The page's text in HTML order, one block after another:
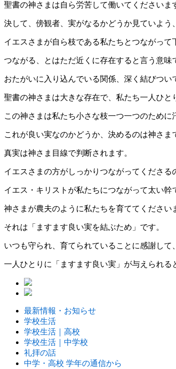
聖書の神さまは自ら労苦して働いてくださいま
決して、傍観者、実がなるかどうか見ていよう
イエスさまが自ら枝である私たちとつながって
つながる、とはただ近くに存在すると言う意味
おたがいに入り込んでいる関係、深く結びつい
聖書の神さまは大きな存在で、私たち一人ひと
この神さまは私たち小さな枝一つ一つのために
これが良い実なのかどうか、決めるのは神さま
真実は神さま目線で判断されます。
イエスさまの方がしっかりつながってくださる
イエス・キリストが私たちにつながって太い幹
神さまが農夫のように私たちを育ててください
それは「ますます良い実を結ぶため」です。
いつも守られ、育てられていることに感謝し
一人ひとりに「ますます良い実」が与えられる
最新情報・お知らせ
学校生活
学校生活｜高校
学校生活｜中学校
礼拝の話
中学・高校 学年の通信から